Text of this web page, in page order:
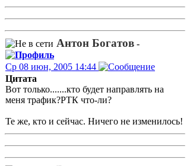
Антон Богатов -
Ср 08 июн, 2005 14:44
Цитата
Вот только.......кто будет направлять на
меня трафик?РТК что-ли?
Те же, кто и сейчас. Ничего не изменилось!